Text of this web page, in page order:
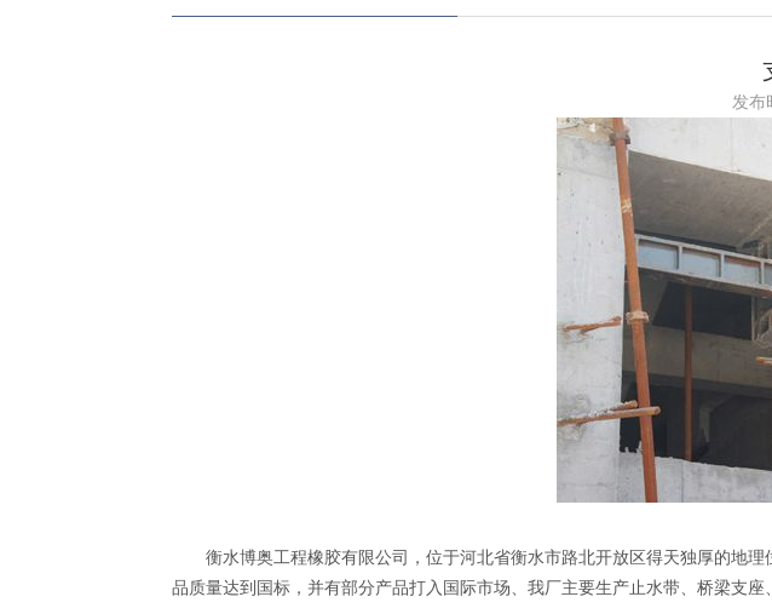
发布
衡水博奥工程橡胶有限公司，位于河北省衡水市路北开放区得天独厚的地理
品质量达到国标，并有部分产品打入国际市场、我厂主要生产止水带、桥梁支